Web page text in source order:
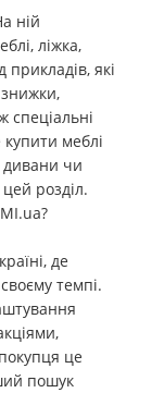
ній
ліжка,
які
знижки,
спеціальні
меблі
дивани чи
розділ.
де
темпі.
це
пошук